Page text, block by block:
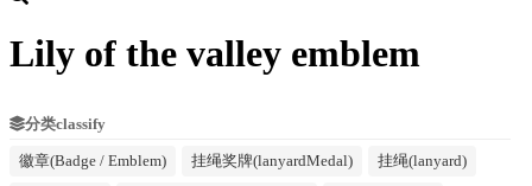
Lily of the valley emblem
分类classify
徽章(Badge / Emblem) 挂绳奖牌(lanyardMedal) 挂绳(lanyard)